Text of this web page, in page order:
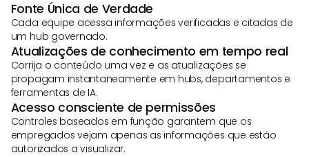
Fonte Única de Verdade
Cada equipe acessa informações verificadas e citadas de
um hub governado.
Atualizações de conhecimento em tempo real
Corrija o conteúdo uma vez e as atualizações se
propagam instantaneamente em hubs, departamentos e
ferramentas de IA.
Acesso consciente de permissões
Controles baseados em função garantem que os
empregados vejam apenas as informações que estão
autorizados a visualizar.